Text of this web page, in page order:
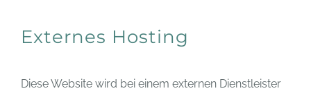
Externes Hosting
Diese Website wird bei einem externen Dienstleister